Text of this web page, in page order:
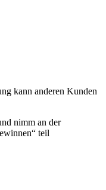
kann anderen Kunden
nimm an der
teil